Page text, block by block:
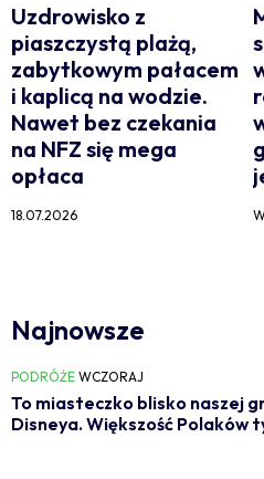
Uzdrowisko z
piaszczystą plażą,
zabytkowym pałacem
i kaplicą na wodzie.
Nawet bez czekania
na NFZ się mega
opłaca
18.07.2026
Najnowsze
PODRÓŻE WCZORAJ
To miasteczko blisko naszej
Disneya. Większość Polaków